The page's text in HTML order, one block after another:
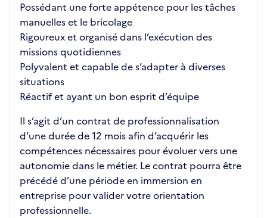
Possédant une forte appétence pour les tâches
manuelles et le bricolage
Rigoureux et organisé dans l’exécution des
missions quotidiennes
Polyvalent et capable de s’adapter à diverses
situations
Réactif et ayant un bon esprit d’équipe
Il s’agit d’un contrat de professionnalisation
d’une durée de 12 mois afin d’acquérir les
compétences nécessaires pour évoluer vers une
autonomie dans le métier. Le contrat pourra être
précédé d’une période en immersion en
entreprise pour valider votre orientation
professionnelle.